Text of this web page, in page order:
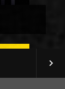
keyboard_arrow_right